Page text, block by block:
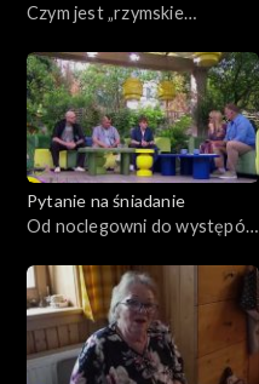
Czym jest „rzymskie
Pytanie na śniadanie
Od noclegowni do występów